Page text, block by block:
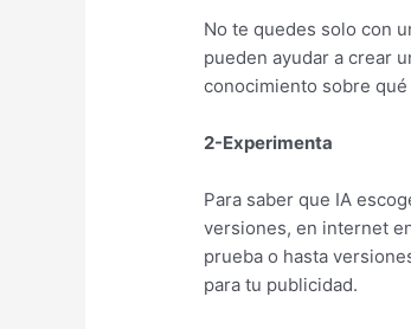
No te quedes solo con
pueden ayudar a crear
conocimiento sobre
2-Experimenta
Para saber que IA
versiones, en internet
prueba o hasta
para tu publicidad.